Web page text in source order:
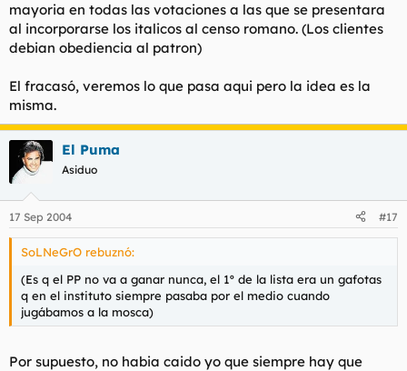
mayoria en todas las votaciones a las que se presentara
al incorporarse los italicos al censo romano. (Los clientes
debian obediencia al patron)
El fracasó, veremos lo que pasa aqui pero la idea es la
misma.
El Puma
Asiduo
17 Sep 2004 #17
SoLNeGrO rebuznó:
(Es q el PP no va a ganar nunca, el 1º de la lista era un gafotas
q en el instituto siempre pasaba por el medio cuando
jugábamos a la mosca)
Por supuesto, no habia caido yo que siempre hay que